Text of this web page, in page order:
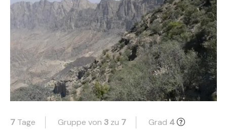
7 Tage Gruppe von 3 zu 7 Grad 4